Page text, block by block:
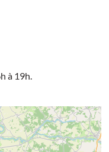
à 19h.